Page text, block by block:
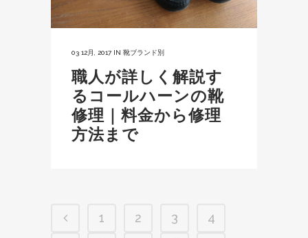
03 12月, 2017 IN 靴ブランド別
職人が詳しく解説す
るコールハーンの靴
修理｜料金から修理
方法まで
1 2 3
4